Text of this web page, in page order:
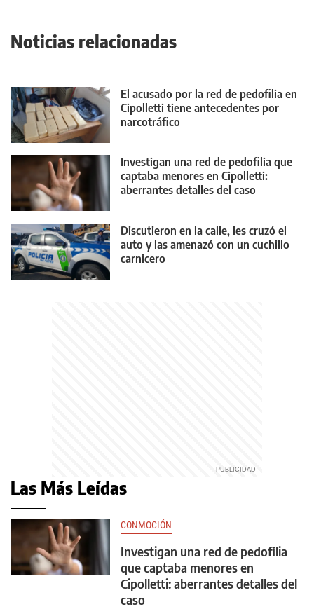
Noticias relacionadas
El acusado por la red de pedofilia en
Cipolletti tiene antecedentes por
narcotráfico
Investigan una red de pedofilia que
captaba menores en Cipolletti:
aberrantes detalles del caso
Discutieron en la calle, les cruzó el
auto y las amenazó con un cuchillo
carnicero
Las Más Leídas
CONMOCIÓN
Investigan una red de pedofilia
que captaba menores en
Cipolletti: aberrantes detalles del
caso